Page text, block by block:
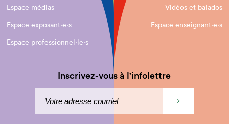
Espace médias
Vidéos et balados
Espace exposant·e⋅s
Espace enseignant·e⋅s
Espace professionnel·le⋅s
Inscrivez-vous à l'infolettre